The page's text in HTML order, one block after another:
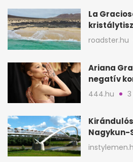
La
nélkül
roadster.hu
Ariana
negatív
vonul
444.hu
Nagykun-
hely